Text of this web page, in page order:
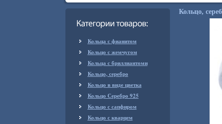
Кольца с фианитом
Кольцо с жемчугом
Кольца с бриллиантоми
Кольцо, серебро
Кольцо в виде цветка
Кольцо Серебро 925
Кольцо с сапфиром
Кольцо с кварцем
Кольцо,